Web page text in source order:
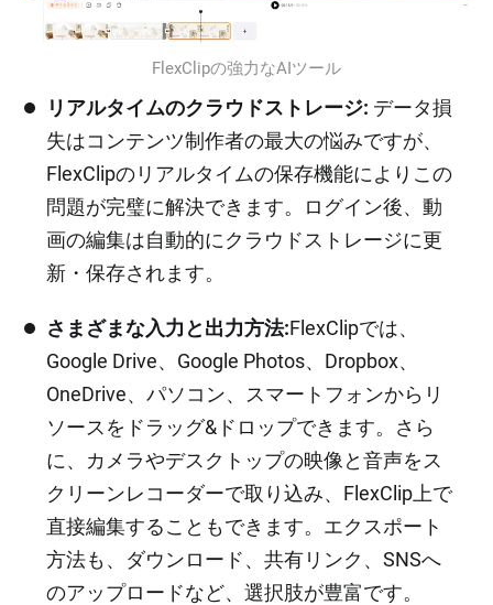
FlexClipの強力なAIツール
リアルタイムのクラウドストレージ: データ損
失はコンテンツ制作者の最大の悩みですが、
FlexClipのリアルタイムの保存機能によりこの
問題が完璧に解決できます。ログイン後、動
画の編集は自動的にクラウドストレージに更
新・保存されます。
さまざまな入力と出力方法:FlexClipでは、
Google Drive、Google Photos、Dropbox、
OneDrive、パソコン、スマートフォンからリ
ソースをドラッグ&ドロップできます。さら
に、カメラやデスクトップの映像と音声をス
クリーンレコーダーで取り込み、FlexClip上で
直接編集することもできます。エクスポート
方法も、ダウンロード、共有リンク、SNSへ
のアップロードなど、選択肢が豊富です。